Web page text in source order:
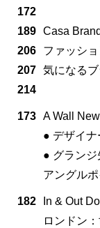
172
189
206
207
214
Casa
ファッシ
気になるブ
173 A Wall
● デザイナ
● グランジ
アングル
182
In & Out
ロンドン